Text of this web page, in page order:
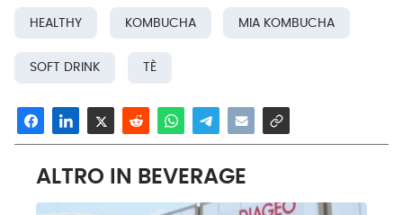
HEALTHY KOMBUCHA MIA KOMBUCHA
SOFT DRINK TÈ
ALTRO IN BEVERAGE